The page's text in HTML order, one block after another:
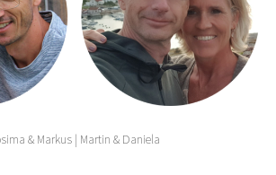
& Markus | Martin & Daniela